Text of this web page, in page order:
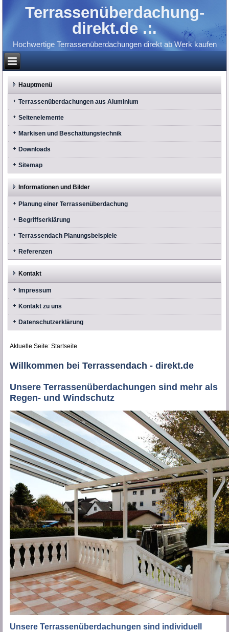
Terrassenüberdachung-
direkt.de .:.
Hochwertige Terrassenüberdachungen direkt ab Werk kaufen
Hauptmenü
Terrassenüberdachungen aus Aluminium
Seitenelemente
Markisen und Beschattungstechnik
Downloads
Sitemap
Informationen und Bilder
Planung einer Terrassenüberdachung
Begriffserklärung
Terrassendach Planungsbeispiele
Referenzen
Kontakt
Impressum
Kontakt zu uns
Datenschutzerklärung
Aktuelle Seite:Startseite
Willkommen bei Terrassendach - direkt.de
Unsere Terrassenüberdachungen sind mehr als
Regen- und Windschutz
Unsere Terrassenüberdachungen sind individuell